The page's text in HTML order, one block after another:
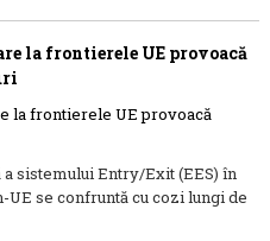
la frontierele UE provoacă
sistemului Entry/Exit (EES) în
se confruntă cu cozi lungi de